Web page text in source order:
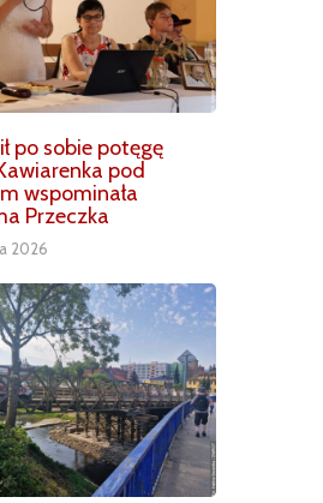
po sobie potęgę
pod
wspominała
Przeczka
2026